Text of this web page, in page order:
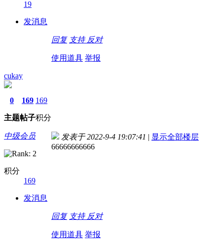
19
发消息
回复 支持 反对
使用道具 举报
cukay
0
主题
169
帖子
169
积分
中级会员
积分
169
发消息
发表于 2022-9-4 19:07:41 | 显示全部楼层
66666666666
回复 支持 反对
使用道具 举报